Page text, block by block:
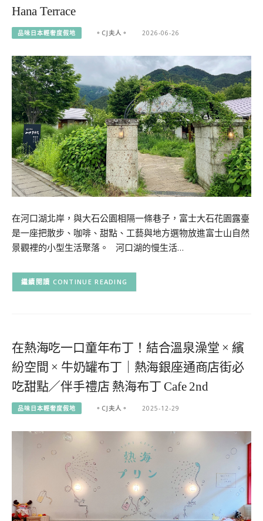
Hana Terrace
品味日本輕奢度假地 。CJ夫人。 2026-06-26
在河口湖北岸，與大石公園相隔一條巷子，富士大石花園露臺
是一座把散步、咖啡、甜點、工藝與地方選物放進富士山自然
景觀裡的小型生活聚落。 河口湖的慢生活…
CONTINUE READING
在熱海吃一口童年布丁！結合溫泉澡堂 × 繽
紛空間 × 牛奶罐布丁｜熱海銀座通商店街必
吃甜點／伴手禮店 熱海布丁 Cafe 2nd
品味日本輕奢度假地 。CJ夫人。 2025-12-29